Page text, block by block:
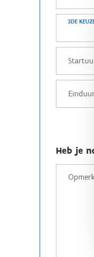
3DE
Heb je